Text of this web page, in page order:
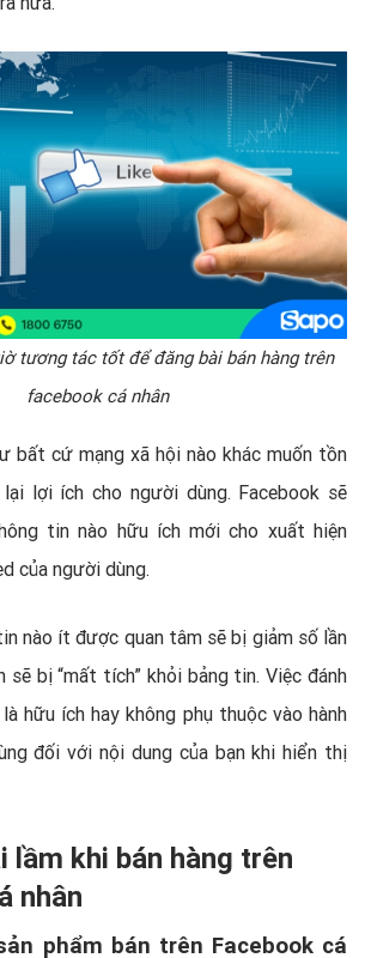
tương tác tốt để đăng bài bán hàng trên
facebook cá nhân
bất cứ mạng xã hội nào khác muốn tồn
lợi ích cho người dùng. Facebook sẽ
tin nào hữu ích mới cho xuất hiện
của người dùng.
nào ít được quan tâm sẽ bị giảm số lần
sẽ bị “mất tích” khỏi bảng tin. Việc đánh
hữu ích hay không phụ thuộc vào hành
đối với nội dung của bạn khi hiển thị
lầm khi bán hàng trên
nhân
phẩm bán trên Facebook cá